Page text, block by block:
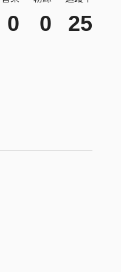
0 0 25